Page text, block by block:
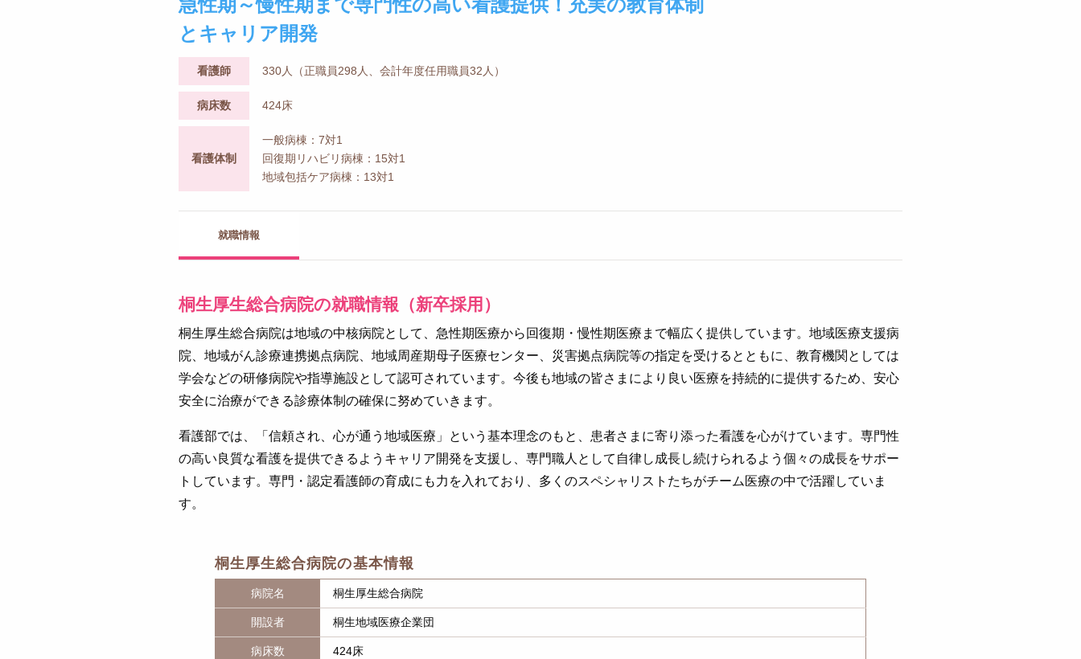
急性期～慢性期まで専門性の高い看護提供！充実の教育体制
とキャリア開発
看護師 330人（正職員298人、会計年度任用職員32人）
病床数 424床
看護体制
一般病棟：7対1
回復期リハビリ病棟：15対1
地域包括ケア病棟：13対1
就職情報
桐生厚生総合病院の就職情報（新卒採用）
桐生厚生総合病院は地域の中核病院として、急性期医療から回復期・慢性期医療まで幅広く提供しています。地域医療支援病
院、地域がん診療連携拠点病院、地域周産期母子医療センター、災害拠点病院等の指定を受けるとともに、教育機関としては
学会などの研修病院や指導施設として認可されています。今後も地域の皆さまにより良い医療を持続的に提供するため、安心
安全に治療ができる診療体制の確保に努めていきます。
看護部では、「信頼され、心が通う地域医療」という基本理念のもと、患者さまに寄り添った看護を心がけています。専門性
の高い良質な看護を提供できるようキャリア開発を支援し、専門職人として自律し成長し続けられるよう個々の成長をサポー
トしています。専門・認定看護師の育成にも力を入れており、多くのスペシャリストたちがチーム医療の中で活躍していま
す。
桐生厚生総合病院の基本情報
病院名 桐生厚生総合病院
開設者 桐生地域医療企業団
病床数 424床